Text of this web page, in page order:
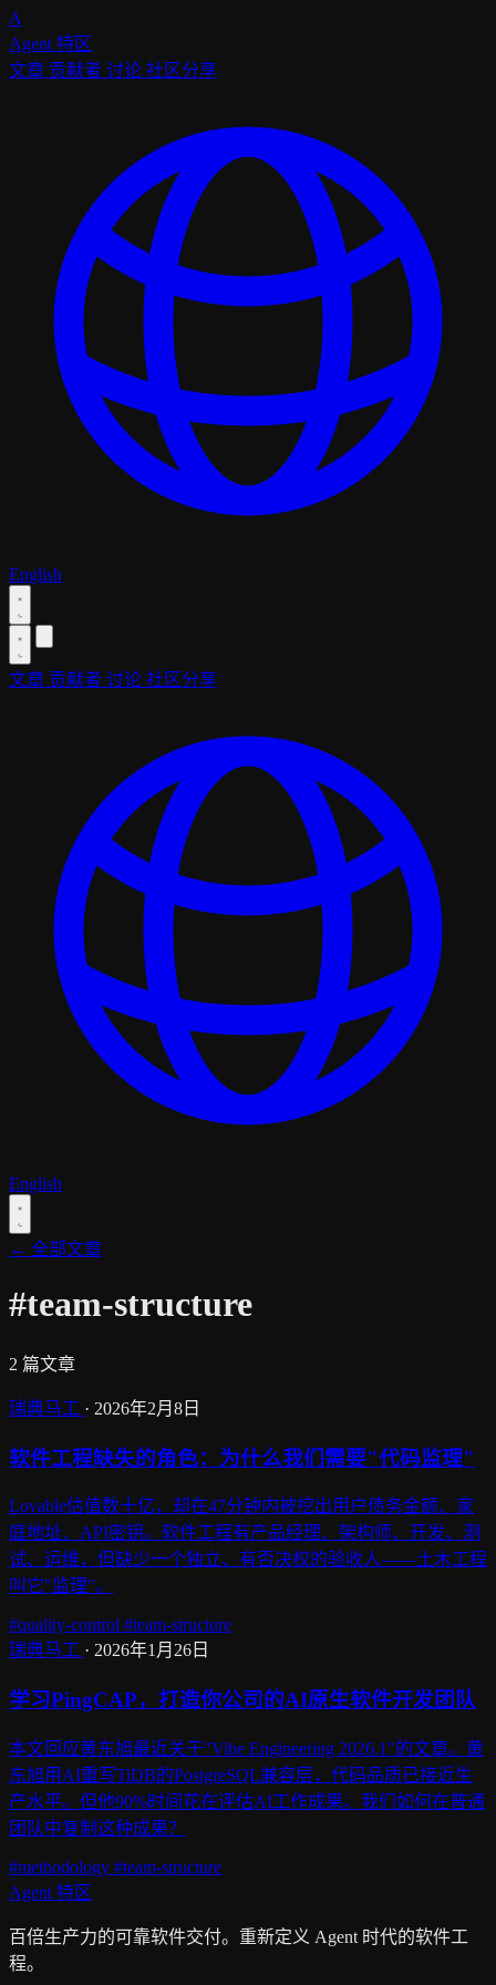
A
Agent 特区
文章 贡献者 讨论 社区分享
English
文章 贡献者 讨论 社区分享
English
← 全部文章
#team-structure
2 篇文章
瑞典马工 · 2026年2月8日
软件工程缺失的角色：为什么我们需要"代码监理"
Lovable估值数十亿，却在47分钟内被挖出用户债务金额、家
庭地址、API密钥。软件工程有产品经理、架构师、开发、测
试、运维，但缺少一个独立、有否决权的验收人——土木工程
叫它"监理"。
#quality-control #team-structure
瑞典马工 · 2026年1月26日
学习PingCAP，打造你公司的AI原生软件开发团队
本文回应黄东旭最近关于"Vibe Engineering 2026.1"的文章。黄
东旭用AI重写TiDB的PostgreSQL兼容层，代码品质已接近生
产水平。但他90%时间花在评估AI工作成果。我们如何在普通
团队中复制这种成果？
#methodology #team-structure
Agent 特区
百倍生产力的可靠软件交付。重新定义 Agent 时代的软件工
程。